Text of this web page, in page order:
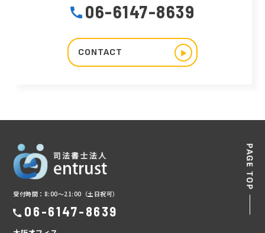
06-6147-8639
CONTACT ▶︎
受付時間：8:00～21:00（土日祝可）
06-6147-8639